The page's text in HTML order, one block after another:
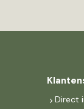
Direct